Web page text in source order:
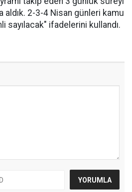
aldık. 2-3-4 Nisan günleri kamu
sayılacak" ifadelerini kullandı.